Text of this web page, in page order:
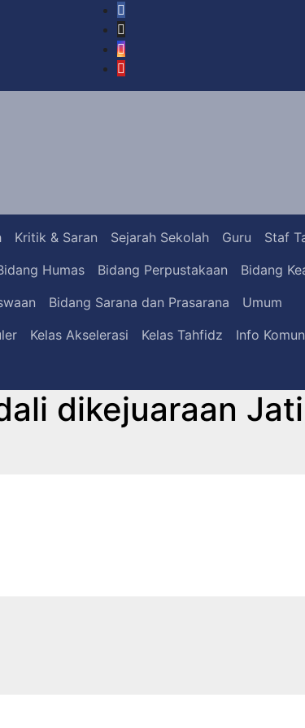
Kritik & Saran Sejarah Sekolah Guru Staf
Humas Bidang Perpustakaan Bidang
Bidang Sarana dan Prasarana
Umum
Kelas Akselerasi Kelas Tahfidz
Info
dikejuaraan